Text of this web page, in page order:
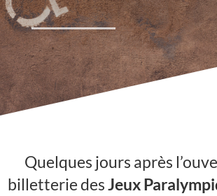
Quelques jours après
billetterie desJeux